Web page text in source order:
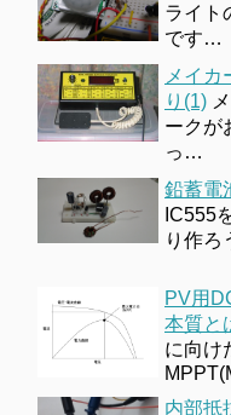
ライト
です…
メイ
り(1)
ークが
っ…
鉛蓄電
IC555
り作
PV用
本質と
に向け
内部抵